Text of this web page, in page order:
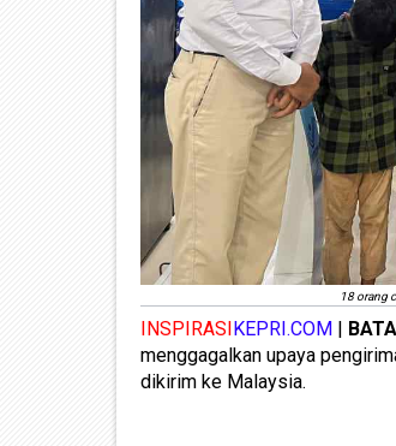
18 orang
INSPIRASIKEPRI.COM |
menggagalkan upaya
dikirim ke Malaysia.